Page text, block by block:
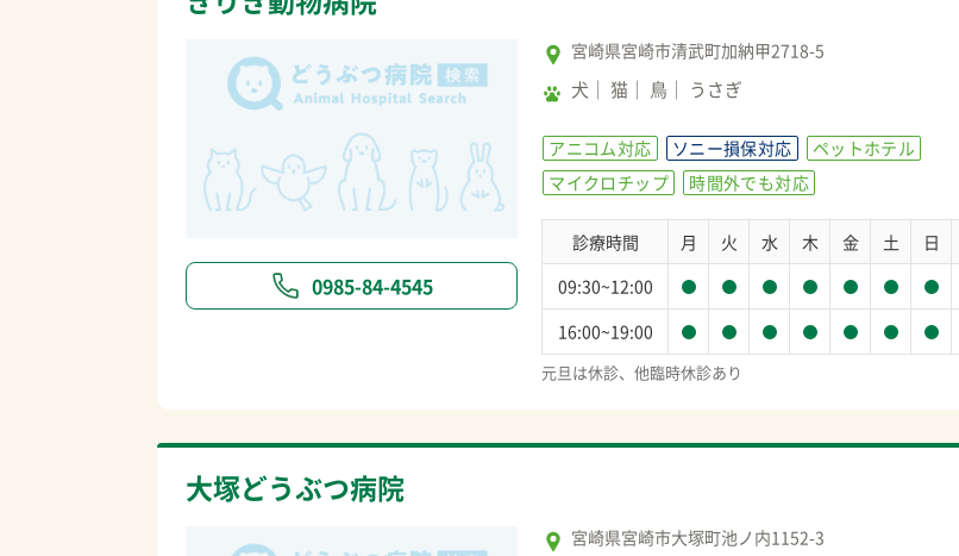
0985-84-4545
宮崎県宮崎市清武町加納甲2718-5
犬 猫 鳥 うさぎ
アニコム対応 ソニー損保対応
ペットホテル
マイクロチップ
時間外でも対応
診療時間 月 火 水 木 金 土 日
09:30~12:00
16:00~19:00
元旦は休診、他臨時休診あり
大塚どうぶつ病院
宮崎県宮崎市大塚町池ノ内1152-3